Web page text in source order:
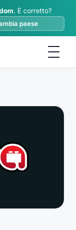
. È corretto?
paese